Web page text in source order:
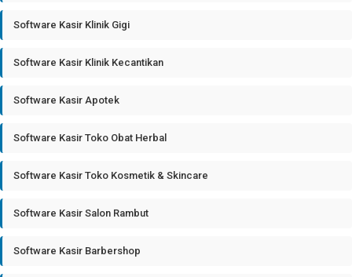
Software Kasir Klinik Gigi
Software Kasir Klinik Kecantikan
Software Kasir Apotek
Software Kasir Toko Obat Herbal
Software Kasir Toko Kosmetik & Skincare
Software Kasir Salon Rambut
Software Kasir Barbershop